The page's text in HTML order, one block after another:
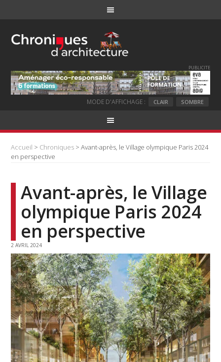
PUBLICITE
MODE D'AFFICHAGE : CLAIR SOMBRE
Accueil > Chroniques > Avant-après, le Village olympique Paris 2024
en perspective
Avant-après, le Village
olympique Paris 2024
en perspective
2 AVRIL 2024